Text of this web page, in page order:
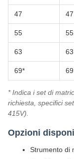
47
55
63
69*
* Indica i set di
richiesta, specifici
415V).
Opzioni
Strumento di